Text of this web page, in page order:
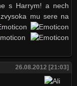
s Harrym! a nech
mu sere na
26.08.2012 [21:03]